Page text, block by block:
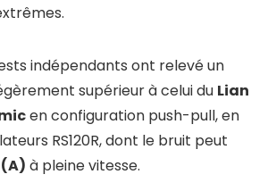
indépendants ont relevé un
supérieur à celui du Lian
en configuration push-pull, en
RS120R, dont le bruit peut
à pleine vitesse.